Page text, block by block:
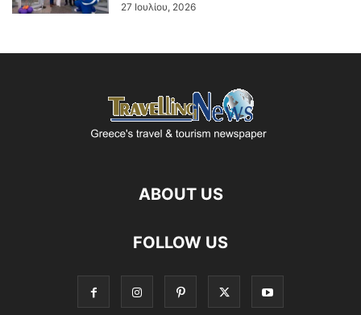
27 Ιουλίου, 2026
ABOUT US
FOLLOW US